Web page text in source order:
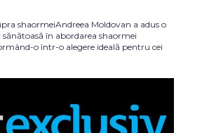
shaormeiAndreea Moldovan a adus o
în abordarea shaormei
o într-o alegere ideală pentru cei